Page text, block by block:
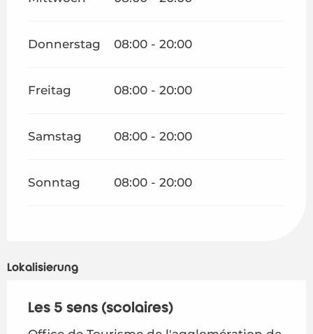
Donnerstag 08:00 - 20:00
Freitag 08:00 - 20:00
Samstag 08:00 - 20:00
Sonntag 08:00 - 20:00
Lokalisierung
Les 5 sens (scolaires)